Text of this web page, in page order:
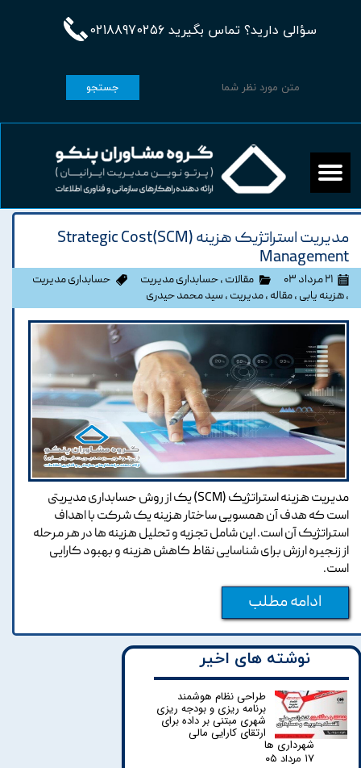
سؤالی دارید؟ تماس بگیرید 02188970256
جستجو
مدیریت استراتژیک هزینه (SCM)Strategic Cost
Management
۲۱ مرداد ۰۳ مقالات ،حسابداری مدیریت
حسابداری مدیریت
،هزینه یابی ،مقاله ،مدیریت ، سید محمد حیدری
مدیریت هزینه استراتژیک (SCM) یک از روش حسابداری مدیریتی
است که هدف آن همسویی ساختار هزینه یک شرکت با اهداف
استراتژیک آن است. این شامل تجزیه و تحلیل هزینه ها در هر مرحله
از زنجیره ارزش برای شناسایی نقاط کاهش هزینه و بهبود کارایی
است.
ادامه مطلب
نوشته های اخیر
طراحی نظام هوشمند
برنامه ریزی و بودجه ریزی
شهری مبتنی بر داده برای
ارتقای کارایی مالی
شهرداری ها
۱۷ مرداد ۰۵